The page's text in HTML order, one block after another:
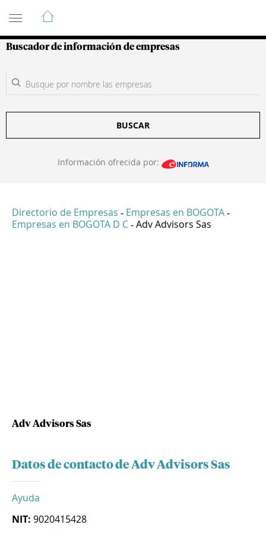
Guía de Empresas Colombianas
Buscador de información de empresas
BUSCAR
Información ofrecida por:
Directorio de Empresas - Empresas en BOGOTA -
Empresas en BOGOTA D C - Adv Advisors Sas
Adv Advisors Sas
Datos de contacto de Adv Advisors Sas
Ayuda
NIT: 9020415428